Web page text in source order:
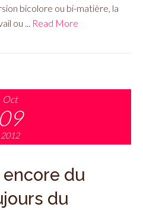
bicolore ou bi-matière, la
ou ... Read More
Oct
09
2012
encore du
du